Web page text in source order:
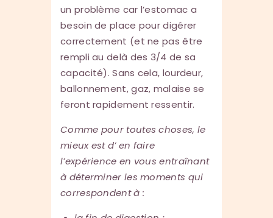
un problème car l’estomac a
besoin de place pour digérer
correctement (et ne pas être
rempli au delà des 3/4 de sa
capacité). Sans cela, lourdeur,
ballonnement, gaz, malaise se
feront rapidement ressentir.
Comme pour toutes choses, le
mieux est d’ en faire
l’expérience en vous entraînant
à déterminer les moments qui
correspondent à :